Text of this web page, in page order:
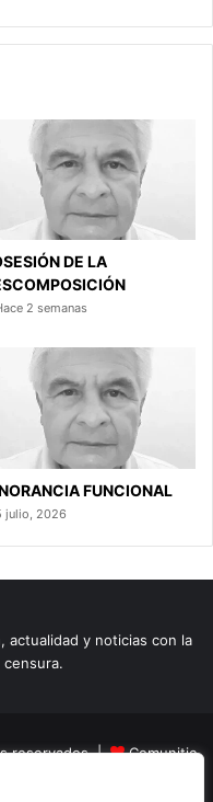
DE LA
2 semanas
FUNCIONAL
julio, 2026
actualidad y noticias con la
censura.
reservados |
Comunitic